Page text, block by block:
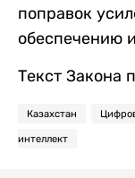
поправок
обеспечению
Текст Закона
Казахстан
интеллект